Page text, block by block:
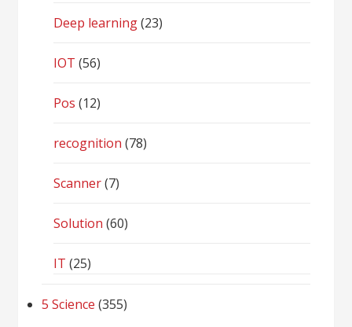
Deep learning(23)
IOT (56)
Pos (12)
recognition (78)
Scanner(7)
Solution (60)
IT (25)
5 Science (355)